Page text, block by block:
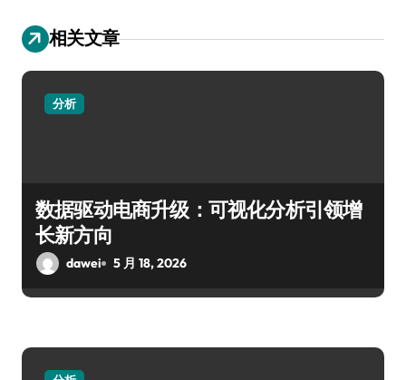
相关文章
分析
数据驱动电商升级：可视化分析引领增
长新方向
dawei 5 月 18, 2026